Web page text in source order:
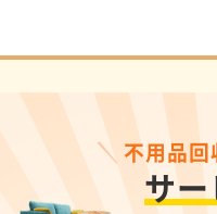
不用品
サ